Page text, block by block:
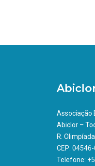
Associação
Abiclor –
R.
CEP:
Telefone: